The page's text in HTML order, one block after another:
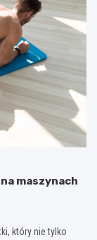
maszynach
który nie tylko